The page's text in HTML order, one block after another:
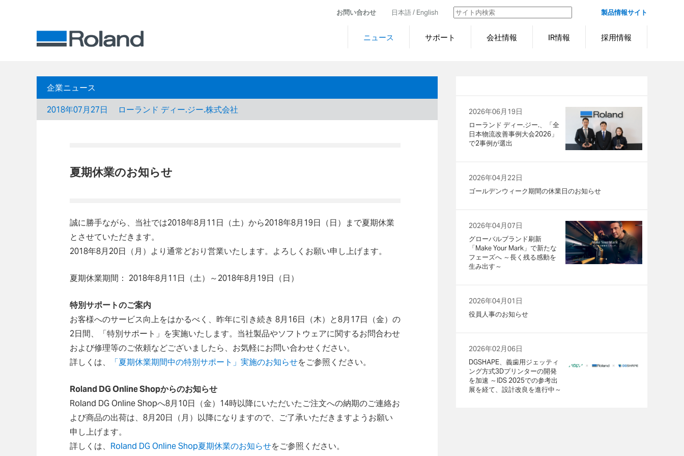
お問い合わせ 日本語 / English 製品情報サイト
ニュース サポート 会社情報 IR情報 採用情報
企業ニュース
2018年07月27日 ローランド ディー.ジー.株式会社
夏期休業のお知らせ
誠に勝手ながら、当社では2018年8月11日（土）から2018年8月19日（日）まで夏期休業
とさせていただきます。
2018年8月20日（月）より通常どおり営業いたします。よろしくお願い申し上げます。
夏期休業期間： 2018年8月11日（土）～2018年8月19日（日）
特別サポートのご案内
お客様へのサービス向上をはかるべく、昨年に引き続き 8月16日（木）と8月17日（金）の
2日間、「特別サポート」を実施いたします。当社製品やソフトウェアに関するお問合わせ
および修理等のご依頼などございましたら、お気軽にお問い合わせください。
詳しくは、
「夏期休業期間中の特別サポート」実施のお知らせをご参照ください。
Roland DG Online Shopからのお知らせ
Roland DG Online Shopへ8月10日（金）14時以降にいただいたご注文への納期のご連絡お
よび商品の出荷は、8月20日（月）以降になりますので、ご了承いただきますようお願い
申し上げます。
詳しくは、 Roland DG Online Shop夏期休業のお知らせをご参照ください。
2026年06月19日
ローランド ディー.ジー.、「全
日本物流改善事例大会2026」
で2事例が選出
2026年04月22日
ゴールデンウィーク期間の休業日のお知らせ
2026年04月07日
グローバルブランド刷新
「Make Your Mark」で新たな
フェーズへ ～長く残る感動を
生み出す～
2026年04月01日
役員人事のお知らせ
2026年02月06日
DGSHAPE、義歯用ジェッティ
ング方式3Dプリンターの開発
を加速 ～IDS 2025での参考出
展を経て、設計改良を進行中～